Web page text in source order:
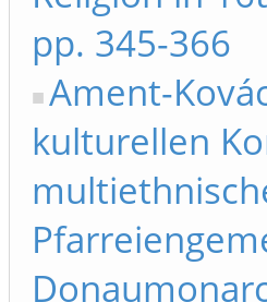
pp. 345-366
Ament-
kulturellen